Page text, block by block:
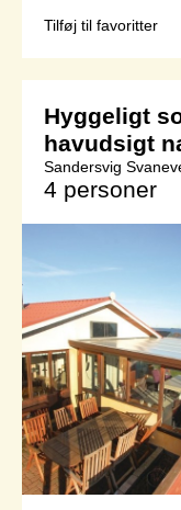
Tilføj til favoritter
Hyggeligt
havudsigt
Sandersvig
4 personer